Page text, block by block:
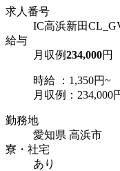
求人番号
IC高浜新田
給与
月収例234,000円
時給 ：1,350円~
月収例：234,000
勤務地
愛知県 高浜市
寮・社宅
あり